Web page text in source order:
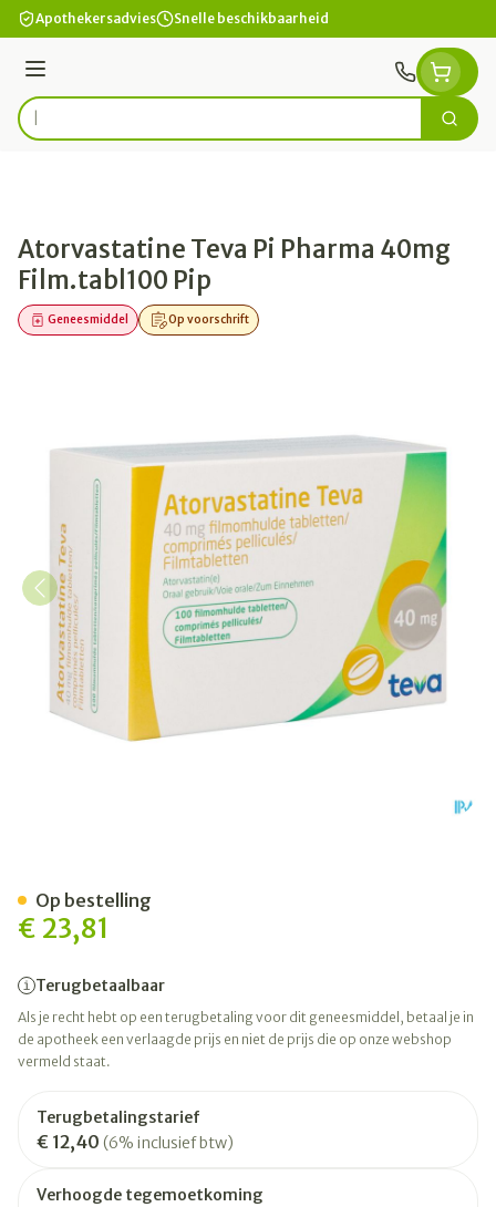
Ga naar de inhoud
Apothekersadvies Snelle beschikbaarheid
Menu
Product, merk, categorie... Zoek
Atorvastatine Teva Pi Pharma 40mg
Film.tabl100 Pip
Op voorschrift
Geneesmiddel
€ 23,81
Terugbetaalbaar
Als je recht hebt op een terugbetaling voor dit geneesmiddel, betaal je in
de apotheek een verlaagde prijs en niet de prijs die op onze webshop
vermeld staat.
Terugbetalingstarief
€ 12,40 (6% inclusief btw)
Verhoogde tegemoetkoming
Op bestelling